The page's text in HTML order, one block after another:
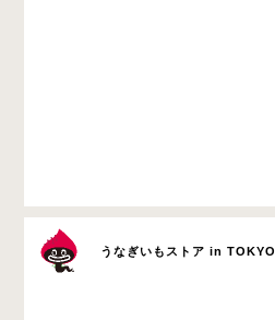
うなぎいもストア in TOKYO